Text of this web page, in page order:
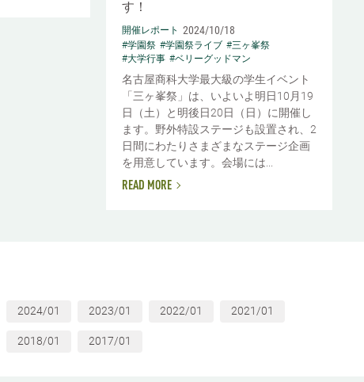
す！
開催レポート 2024/10/18
#学園祭 #学園祭ライブ #三ヶ峯祭
#大学行事 #ベリーグッドマン
名古屋商科大学最大級の学生イベント
「三ヶ峯祭」は、いよいよ明日10月19
日（土）と明後日20日（日）に開催し
ます。野外特設ステージも設置され、2
日間にわたりさまざまなステージ企画
を用意しています。会場には...
READ MORE
2024/01 2023/01 2022/01 2021/01
2018/01 2017/01